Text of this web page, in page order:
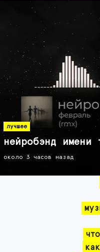
лучшее
нейробэнд
около 3 часов назад